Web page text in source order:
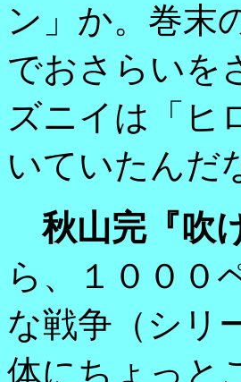
ン」か。巻末
でおさらいを
ズニイは「ヒ
いていたんだ
秋山完『吹
ら、１０００
な戦争（シリ
体にちょっと